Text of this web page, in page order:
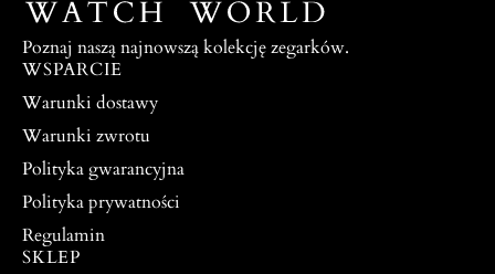
Poznaj naszą najnowszą kolekcję zegarków.
WSPARCIE
Warunki dostawy
Warunki zwrotu
Polityka gwarancyjna
Polityka prywatności
Regulamin
SKLEP